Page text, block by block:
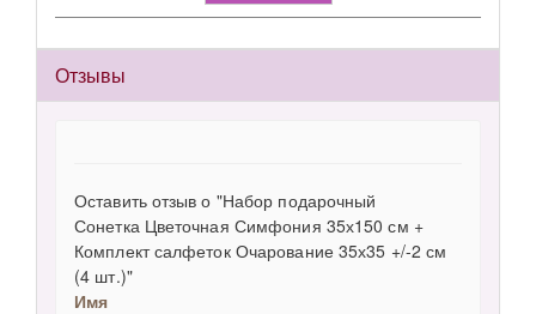
Отзывы
Оставить отзыв о "Набор подарочный
Сонетка Цветочная Симфония 35х150 см +
Комплект салфеток Очарование 35х35 +/-2 см
(4 шт.)"
Имя